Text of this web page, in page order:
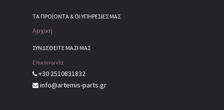
ΤΑ ΠΡΟΪΌΝΤΑ & ΟΙ ΥΠΗΡΕΣΊΕΣ ΜΑΣ
Αρχική
ΣΥΝΔΕΘΕΙΤΕ ΜΑΖΙ ΜΑΣ
Επικοινωνία
+30 2510831832
info@artemis-parts.gr